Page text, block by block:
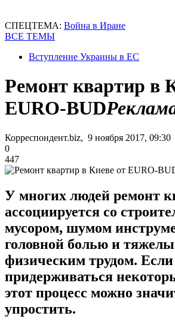
СПЕЦТЕМА: Война в Иране
ВСЕ ТЕМЫ
Вступление Украины в ЕС
Ремонт квартир в
EURO-BUD
Корреспондент.biz, 9 ноября 2017, 09:30
0
447
У многих людей ремонт
ассоциируется со
мусором, шумом
головной болью и
физическим трудом. Если
придерживаться
этот процесс можно
упростить.